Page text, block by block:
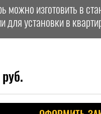
можно изготовить в
для установки в
руб.